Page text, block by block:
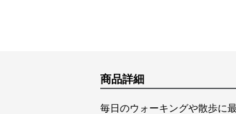
商品詳細
毎日のウォーキングや散歩に